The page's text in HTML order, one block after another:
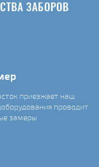
ЗАБОРОВ
приезжает наш
проводит
замеры